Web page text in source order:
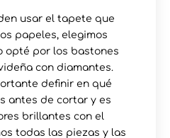
usar el tapete que
papeles, elegimos
opté por los bastones
con diamantes.
definir en qué
antes de cortar y es
brillantes con el
todas las piezas y las